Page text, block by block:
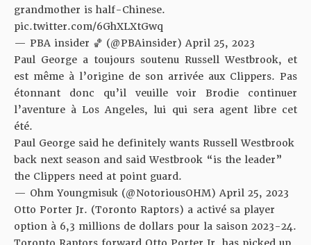
grandmother is half-Chinese.
pic.twitter.com/6GhXLXtGwq
— PBA insider 🏀 (@PBAinsider) April 25, 2023
Paul George a toujours soutenu Russell Westbrook, et
est même à l’origine de son arrivée aux Clippers. Pas
étonnant donc qu’il veuille voir Brodie continuer
l’aventure à Los Angeles, lui qui sera agent libre cet
été.
Paul George said he definitely wants Russell Westbrook
back next season and said Westbrook “is the leader”
the Clippers need at point guard.
— Ohm Youngmisuk (@NotoriousOHM) April 25, 2023
Otto Porter Jr. (Toronto Raptors) a activé sa player
option à 6,3 millions de dollars pour la saison 2023-24.